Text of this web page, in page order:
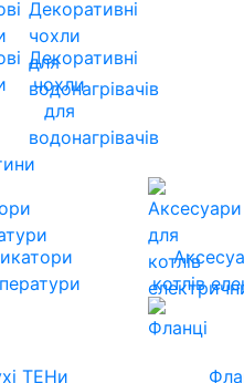
Декоративні
чохли
для
водонагрівачів
котлів
ТЕНи